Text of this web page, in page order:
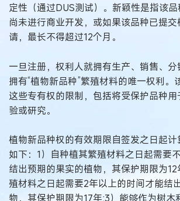
定性（通过DUS测试）。新颖性是指该
尚未进行商业开发，或如果该品种已提
请，最长不得超过12个月。
一旦注册，权利人就拥有生产、销售、
拥有“植物新品种”繁殖材料的唯一权利。
这些专有权的限制，包括将受保护品种
验或研究。
植物新品种权的有效期限自签发之日起
如下：1）自种植其繁殖材料之日起需要
结出预期的果实的植物，其保护期限为
殖材料之日起需要2年以上的时间才能结
物，其保护期限为17年;3）能够作为树木